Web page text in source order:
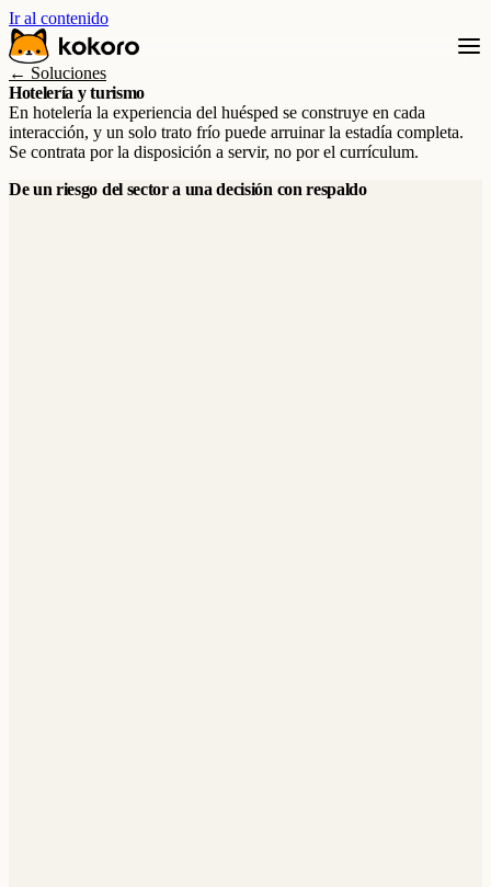
Ir al contenido
← Soluciones
Hotelería y turismo
En hotelería la experiencia del huésped se construye en cada
interacción, y un solo trato frío puede arruinar la estadía completa.
Se contrata por la disposición a servir, no por el currículum.
De un riesgo del sector a una decisión con respaldo